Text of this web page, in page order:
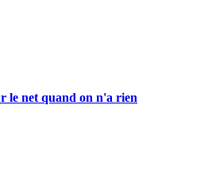
le net quand on n'a rien